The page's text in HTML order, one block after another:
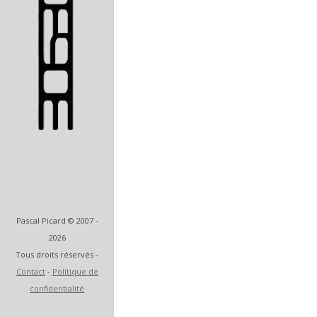
Pascal Picard © 2007 -
2026
Tous droits réservés -
Contact- Politique de
confidentialité